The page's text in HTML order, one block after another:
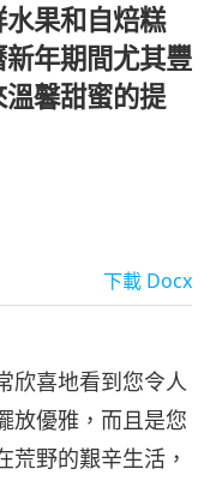
果和自焙糕
年期間尤其豐
馨甜蜜的提
下載 Docx
欣喜地看到您令人
放優雅，而且是您
荒野的艱辛生活，